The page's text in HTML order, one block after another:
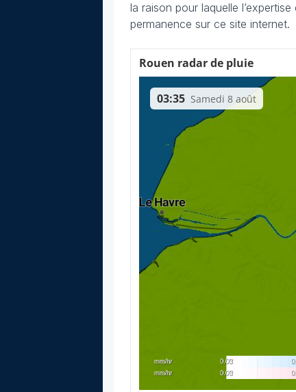
la raison pour laquelle
permanence sur ce site internet.